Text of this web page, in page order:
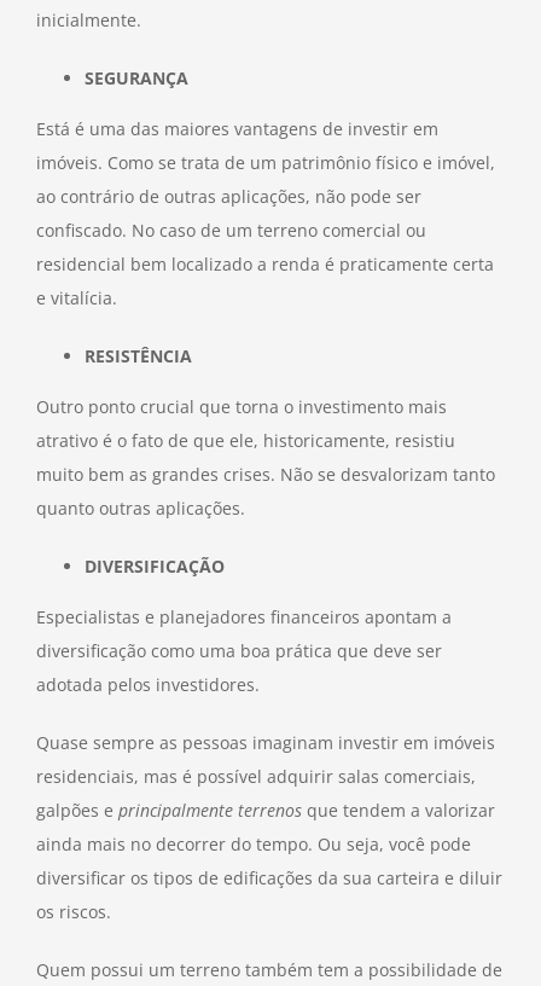
inicialmente.
SEGURANÇA
Está é uma das maiores vantagens de investir em
imóveis. Como se trata de um patrimônio físico e imóvel,
ao contrário de outras aplicações, não pode ser
confiscado. No caso de um terreno comercial ou
residencial bem localizado a renda é praticamente certa
e vitalícia.
RESISTÊNCIA
Outro ponto crucial que torna o investimento mais
atrativo é o fato de que ele, historicamente, resistiu
muito bem as grandes crises. Não se desvalorizam tanto
quanto outras aplicações.
DIVERSIFICAÇÃO
Especialistas e planejadores financeiros apontam a
diversificação como uma boa prática que deve ser
adotada pelos investidores.
Quase sempre as pessoas imaginam investir em imóveis
residenciais, mas é possível adquirir salas comerciais,
galpões e principalmente terrenos que tendem a valorizar
ainda mais no decorrer do tempo. Ou seja, você pode
diversificar os tipos de edificações da sua carteira e diluir
os riscos.
Quem possui um terreno também tem a possibilidade de